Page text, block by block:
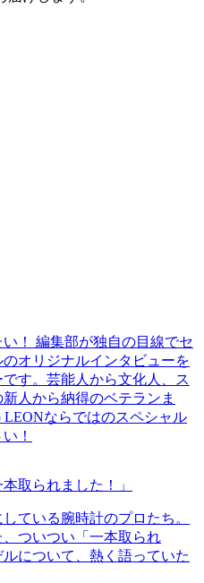
！ 編集部が独自の目線でセ
オリジナルインタビューを
す。芸能人から文化人、ス
人から納得のベテランま
LEONならではのスペシャル
！
取られました！」
ている腕時計のプロたち。
ついつい「一本取られ
について、熱く語っていた